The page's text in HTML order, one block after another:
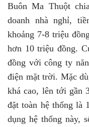
Buôn Ma Thuột
doanh nhà nghỉ,
khoảng 7-8 triệu
hơn 10 triệu đồng.
đồng với công ty
điện mặt trời. Mặc
khá cao, lên tới gần
đặt toàn hệ thống là
dụng hệ thống này,